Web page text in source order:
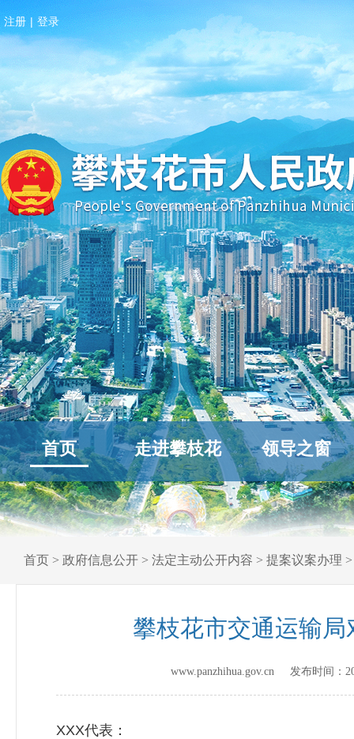
注册 | 登录
首页 走进攀枝花 领导之窗
首页 > 政府信息公开 > 法定主动公开内容 > 提案议案办理
攀枝花市交通运输
www.panzhihua.gov.cn 发布时间：
XXX代表：